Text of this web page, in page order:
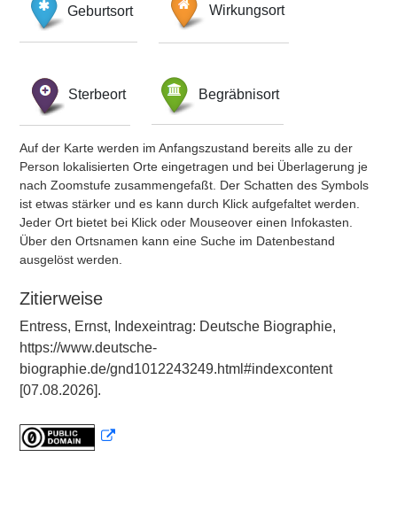
Geburtsort Wirkungsort
Sterbeort Begräbnisort
Auf der Karte werden im Anfangszustand bereits alle zu der
Person lokalisierten Orte eingetragen und bei Überlagerung je
nach Zoomstufe zusammengefaßt. Der Schatten des Symbols
ist etwas stärker und es kann durch Klick aufgefaltet werden.
Jeder Ort bietet bei Klick oder Mouseover einen Infokasten.
Über den Ortsnamen kann eine Suche im Datenbestand
ausgelöst werden.
Zitierweise
Entress, Ernst, Indexeintrag: Deutsche Biographie,
https://www.deutsche-
biographie.de/gnd1012243249.html#indexcontent
[07.08.2026].